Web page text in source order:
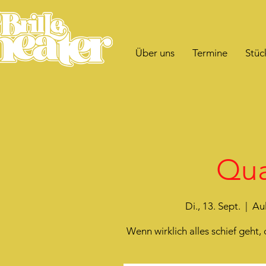
Über uns Termine
Di., 13. Sept.
Wenn wirklich alles schief